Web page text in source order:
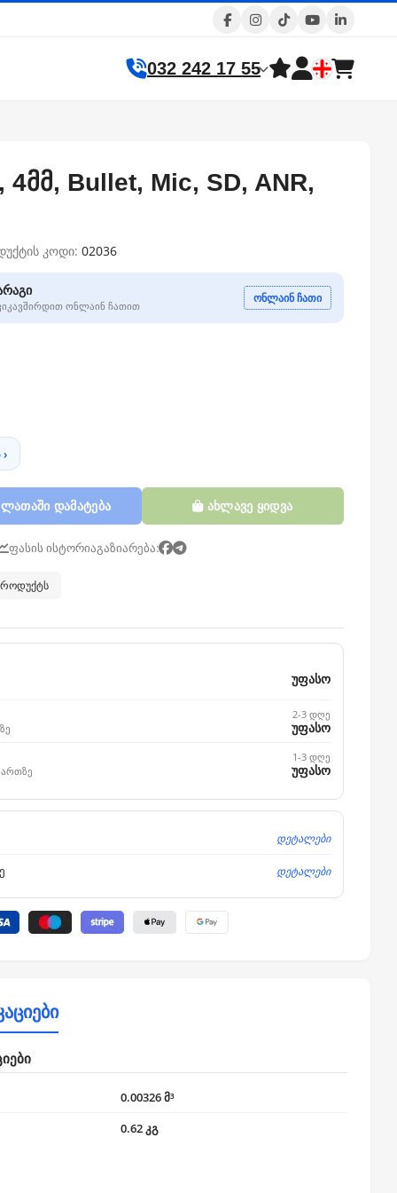
032 242 17 55
4მმ, Bullet, Mic, SD, ANR,
კოდი: 02036
ონლაინ ჩათით
ონლაინ ჩათი
დამატება ახლავე ყიდვა
ფასის ისტორიაგაზიარება:
უფასო
2-3 დღე
უფასო
1-3 დღე
უფასო
დეტალები
დეტალები
0.00326 მ³
0.62 კგ